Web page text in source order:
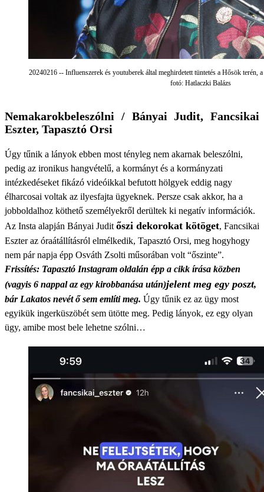
20240216 -- Influenszerek és youtuberek által meghirdetett tüntetés a Hősök terén,
fotó: Hatlaczki Balázs
Nemakarokbeleszólni / Bányai Judit, Fancsikai
Eszter, Tapasztó Orsi
Úgy tűnik a lányok ebben most tényleg nem akarnak beleszólni,
pedig az ironikus hangvételű, a kormányt és a kormányzati
intézkedéseket fikázó videóikkal befutott hölgyek eddig nagy
élharcosai voltak az ilyesfajta ügyeknek. Persze csak akkor, ha a
jobboldalhoz köthető személyekről derültek ki negatív információk.
Az Insta alapján Bányai Judit őszi dekorokat kötöget, Fancsikai
Eszter az óraátállításról elmélkedik, Tapasztó Orsi, meg hogyhogy
nem pár napja épp Osváth Zsolti műsorában volt “őszinte”.
Frissítés: Tapasztó Instagram oldalán épp a cikk írása közben
(vagyis 6 nappal az egy kirobbanása után)jelent meg egy poszt,
bár Lakatos nevét ő sem említi meg. Úgy tűnik ez az ügy most
egyikük ingerküszöbét sem ütötte meg. Pedig lányok, ez egy olyan
ügy, amibe most bele lehetne szólni…